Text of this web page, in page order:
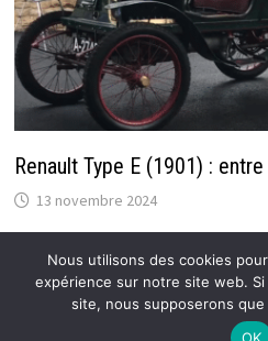
Renault Type E (1901) :
13 novembre 2024
Atoutfret :
Nous utilisons des cookies
expérience sur notre site web.
site, nous supposerons
OK